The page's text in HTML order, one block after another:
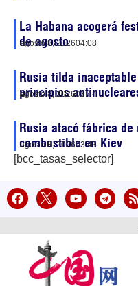
La Habana acogerá
de agosto
agosto 8, 202604:08
Rusia tilda
principios
agosto 8, 202603:44
Rusia atacó fábrica
combustible en Kiev
agosto 8, 202603:43
[bcc_tasas_selector]